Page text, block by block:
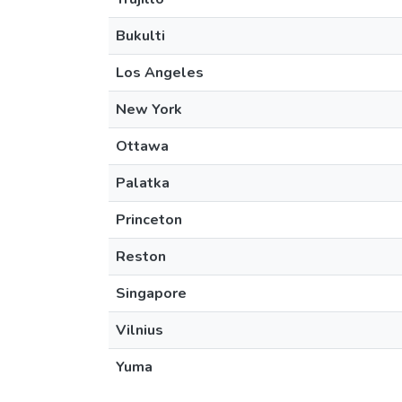
Bukulti
Los Angeles
New York
Ottawa
Palatka
Princeton
Reston
Singapore
Vilnius
Yuma